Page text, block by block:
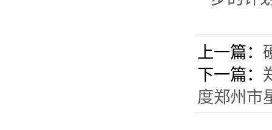
上一篇：
下一篇：
度郑州市